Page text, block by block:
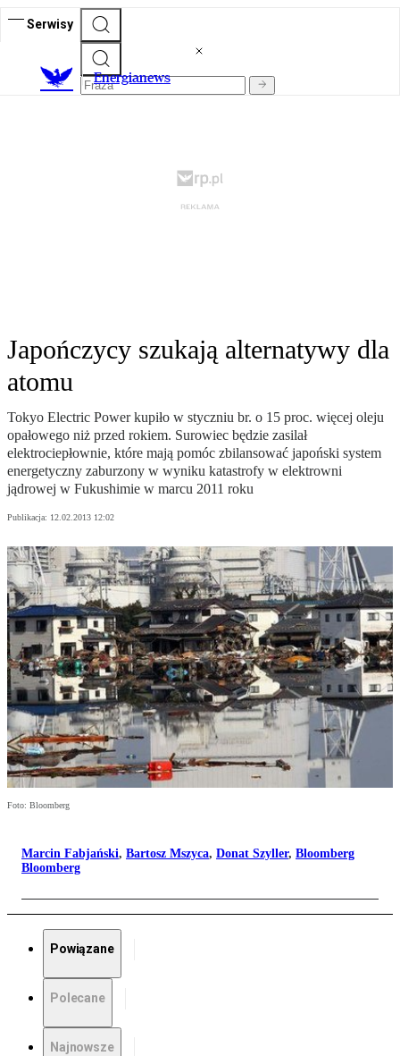
Serwisy
Energianews
Japończycy szukają alternatywy dla
atomu
Tokyo Electric Power kupiło w styczniu br. o 15 proc. więcej oleju
opałowego niż przed rokiem. Surowiec będzie zasilał
elektrociepłownie, które mają pomóc zbilansować japoński system
energetyczny zaburzony w wyniku katastrofy w elektrowni
jądrowej w Fukushimie w marcu 2011 roku
Publikacja: 12.02.2013 12:02
Foto: Bloomberg
Marcin Fabjański, Bartosz Mszyca, Donat Szyller, Bloomberg
Bloomberg
Powiązane
Polecane
Najnowsze